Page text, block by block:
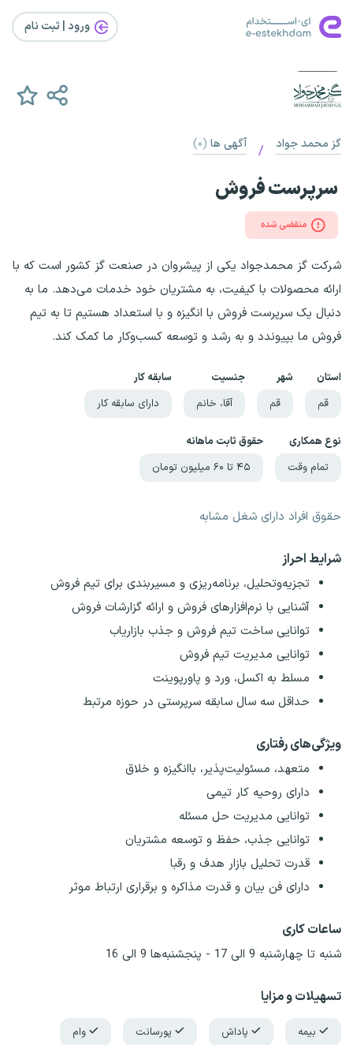
ورود | ثبت‌ نام
گز محمد جواد / آگهی ها (۰)
سرپرست فروش
منقضی شده
شرکت گز محمدجواد یکی از پیشروان در صنعت گز کشور است که با
ارائه محصولات با کیفیت، به مشتریان خود خدمات می‌دهد. ما به
دنبال یک سرپرست فروش با انگیزه و با استعداد هستیم تا به تیم
فروش ما بپیوندد و به رشد و توسعه کسب‌وکار ما کمک کند.
استان
قم
شهر
قم
جنسیت
آقا، خانم
سابقه کار
دارای سابقه کار
نوع همکاری
تمام وقت
حقوق ثابت ماهانه
۴۵ تا ۶۰ میلیون تومان
حقوق افراد دارای شغل مشابه
شرایط احراز
تجزیه‌وتحلیل، برنامه‌ریزی و مسیربندی برای تیم فروش
آشنایی با نرم‌افزارهای فروش و ارائه گزارشات فروش
توانایی ساخت تیم فروش و جذب بازاریاب
توانایی مدیریت تیم فروش
مسلط به اکسل، ورد و پاورپوینت
حداقل سه سال سابقه سرپرستی در حوزه مرتبط
ویژگی‌های رفتاری
متعهد، مسئولیت‌پذیر، باانگیزه و خلاق
دارای روحیه کار تیمی
توانایی مدیریت حل مسئله
توانایی جذب، حفظ و توسعه مشتریان
قدرت تحلیل بازار هدف و رقبا
دارای فن بیان و قدرت مذاکره و برقراری ارتباط موثر
ساعات کاری
شنبه تا چهارشنبه 9 الی 17 - پنجشنبه‌ها 9 الی 16
تسهیلات و مزایا
بیمه پاداش پورسانت وام